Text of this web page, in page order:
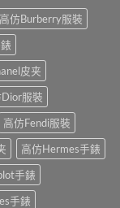
高仿Burberry服裝
皮夹
服裝
高仿Fendi服裝
高仿Hermes手錶
手錶
手錶